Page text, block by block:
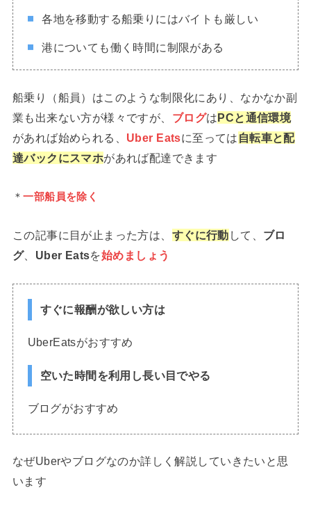
各地を移動する船乗りにはバイトも厳しい
港についても働く時間に制限がある
船乗り（船員）はこのような制限化にあり、なかなか副
業も出来ない方が様々ですが、 ブログはPCと通信環境
があれば始められる、 Uber Eatsに至っては 自転車と配
達バックにスマホがあれば配達できます
＊一部船員を除く
この記事に目が止まった方は、 すぐに行動 して、 ブロ
グ、 Uber Eatsを始めましょう
すぐに報酬が欲しい方は
UberEatsがおすすめ
空いた時間を利用し長い目でやる
ブログがおすすめ
なぜUberやブログなのか詳しく解説していきたいと思
います